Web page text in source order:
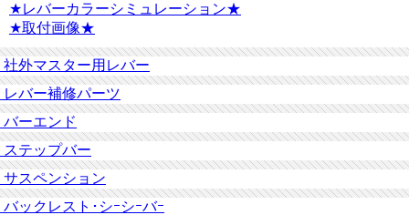
★レバーカラーシミュレーション★
★取付画像★
社外マスター用レバー
レバー補修パーツ
バーエンド
ステップバー
サスペンション
バックレスト･シｰシｰバｰ